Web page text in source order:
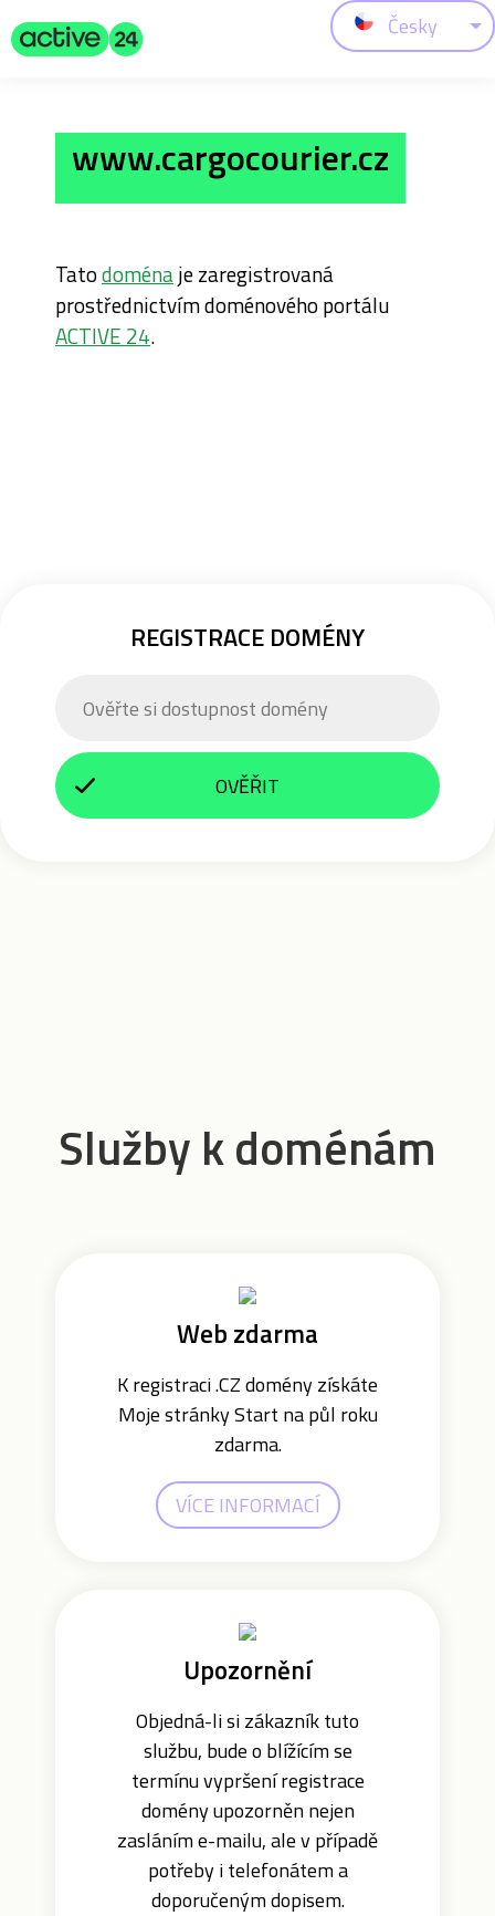
Česky
www.cargocourier.cz
Tatodoménaje zaregistrovaná
prostřednictvím doménového portálu
ACTIVE 24.
REGISTRACE DOMÉNY
OVĚŘIT
Služby k doménám
Web zdarma
K registraci .CZ domény získáte
Moje stránky Start na půl roku
zdarma.
VÍCE INFORMACÍ
Upozornění
Objedná-li si zákazník tuto
službu, bude o blížícím se
termínu vypršení registrace
domény upozorněn nejen
zasláním e-mailu, ale v případě
potřeby i telefonátem a
doporučeným dopisem.